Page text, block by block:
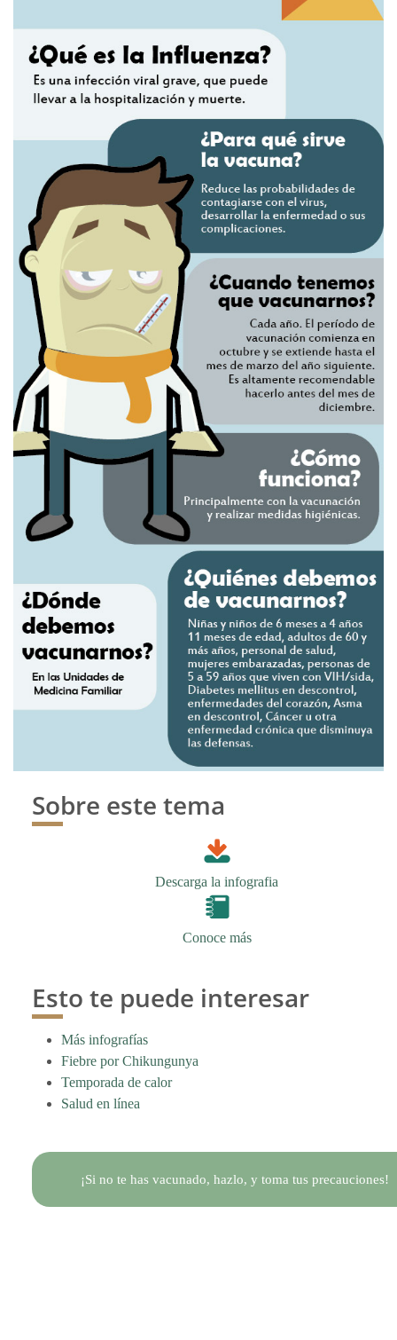
Sobre este tema
Descarga la infografia
Conoce más
Esto te puede interesar
Más infografías
Fiebre por Chikungunya
Temporada de calor
Salud en línea
¡Si no te has vacunado, hazlo, y toma tus precauciones!